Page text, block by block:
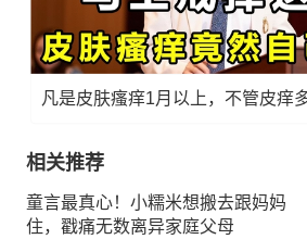
相关推荐
童言最真心！小糯米想搬去跟妈妈
住，戳痛无数离异家庭父母